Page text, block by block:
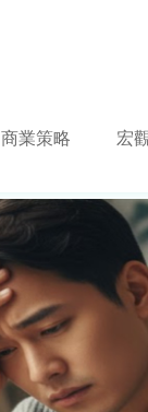
商業策略 宏